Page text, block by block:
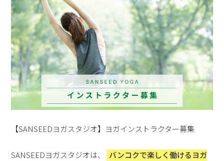
【SANSEEDヨガスタジオ】ヨガインストラクター募集
SANSEEDヨガスタジオは、
バンコクで楽しく働けるヨガ